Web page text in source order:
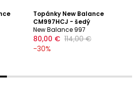
Topánky New Balance
CM997HCJ - šedý
New Balance 997
80,00 € 114,00 €
-30%